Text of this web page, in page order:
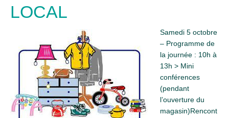
LOCAL
Samedi 5 octobre
– Programme de
la journée : 10h à
13h > Mini
conférences
(pendant
l’ouverture du
magasin)Rencont